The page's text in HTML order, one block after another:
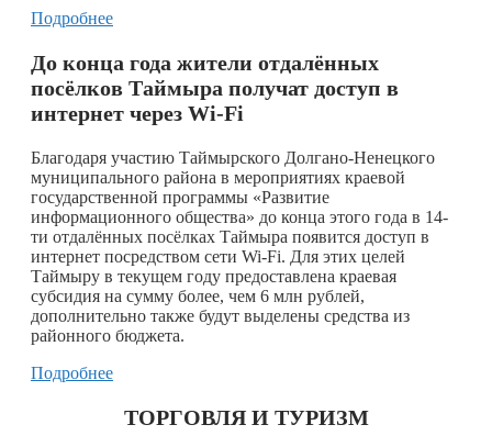
Подробнее
До конца года жители отдалённых
посёлков Таймыра получат доступ в
интернет через Wi-Fi
Благодаря участию Таймырского Долгано-Ненецкого
муниципального района в мероприятиях краевой
государственной программы «Развитие
информационного общества» до конца этого года в 14-
ти отдалённых посёлках Таймыра появится доступ в
интернет посредством сети Wi-Fi. Для этих целей
Таймыру в текущем году предоставлена краевая
субсидия на сумму более, чем 6 млн рублей,
дополнительно также будут выделены средства из
районного бюджета.
Подробнее
ТОРГОВЛЯ И ТУРИЗМ